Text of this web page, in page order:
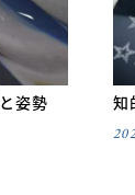
姿勢 知